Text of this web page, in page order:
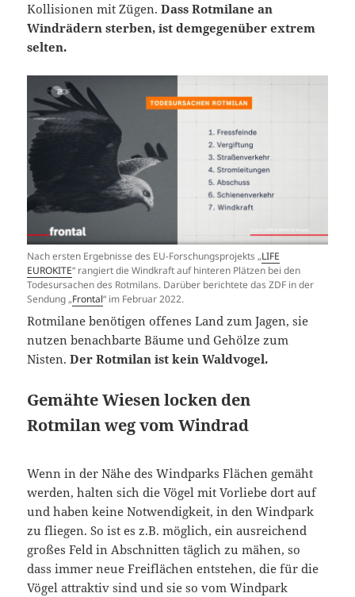
Kollisionen mit Zügen.Dass Rotmilane an
Windrädern sterben, ist demgegenüber extrem
selten.
Nach ersten Ergebnisse des EU-Forschungsprojekts „LIFE
EUROKITE“ rangiert die Windkraft auf hinteren Plätzen bei den
Todesursachen des Rotmilans. Darüber berichtete das ZDF in der
Sendung „Frontal“ im Februar 2022.
Rotmilane benötigen offenes Land zum Jagen, sie
nutzen benachbarte Bäume und Gehölze zum
Nisten.Der Rotmilan ist kein Waldvogel.
Gemähte Wiesen locken den
Rotmilan weg vom Windrad
Wenn in der Nähe des Windparks Flächen gemäht
werden, halten sich die Vögel mit Vorliebe dort auf
und haben keine Notwendigkeit, in den Windpark
zu fliegen. So ist es z.B. möglich, ein ausreichend
großes Feld in Abschnitten täglich zu mähen, so
dass immer neue Freiflächen entstehen, die für die
Vögel attraktiv sind und sie so vom Windpark